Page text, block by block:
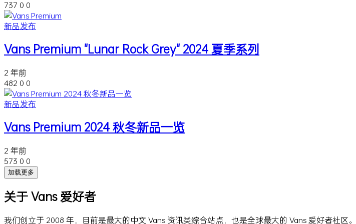
737 0 0
新品发布
Vans Premium "Lunar Rock Grey" 2024 夏季系列
2 年前
482 0 0
新品发布
Vans Premium 2024 秋冬新品一览
2 年前
573 0 0
加载更多
关于 Vans 爱好者
我们创立于 2008 年，目前是最大的中文 Vans 资讯类综合站点，也是全球最大的 Vans 爱好者社